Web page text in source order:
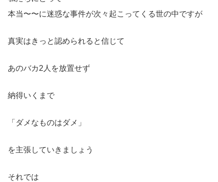
本当〜〜に迷惑な事件が次々起こってくる世の中ですが
真実はきっと認められると信じて
あのバカ2人を放置せず
納得いくまで
「ダメなものはダメ」
を主張していきましょう
それでは